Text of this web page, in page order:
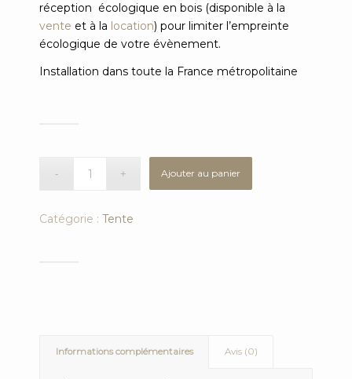
réception écologique en bois (disponible à la
vente et à la location) pour limiter l’empreinte
écologique de votre évènement.
Installation dans toute la France métropolitaine
Ajouter au panier
Catégorie : Tente
Informations complémentaires Avis (0)